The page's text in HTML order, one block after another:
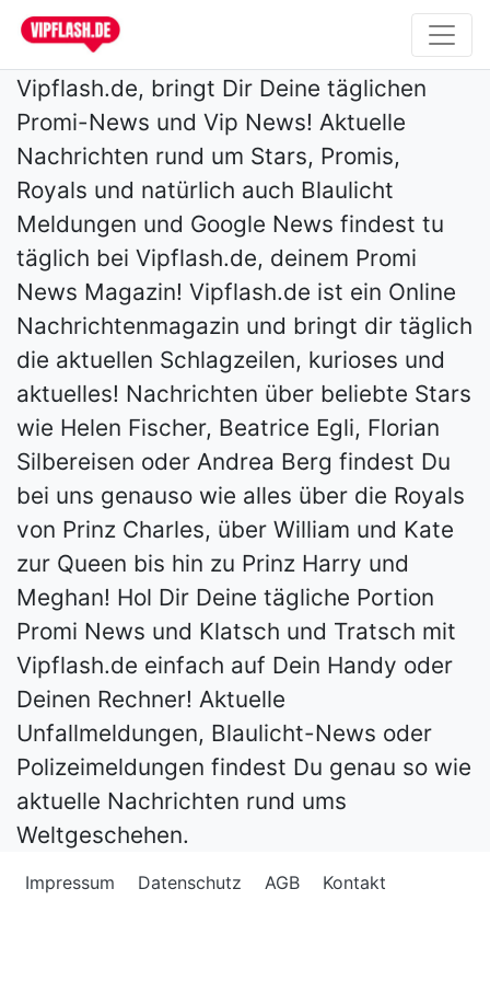
Vipflash.de, bringt Dir Deine täglichen
Promi-News und Vip News! Aktuelle
Nachrichten rund um Stars, Promis,
Royals und natürlich auch Blaulicht
Meldungen und Google News findest tu
täglich bei Vipflash.de, deinem Promi
News Magazin! Vipflash.de ist ein Online
Nachrichtenmagazin und bringt dir täglich
die aktuellen Schlagzeilen, kurioses und
aktuelles! Nachrichten über beliebte Stars
wie Helen Fischer, Beatrice Egli, Florian
Silbereisen oder Andrea Berg findest Du
bei uns genauso wie alles über die Royals
von Prinz Charles, über William und Kate
zur Queen bis hin zu Prinz Harry und
Meghan! Hol Dir Deine tägliche Portion
Promi News und Klatsch und Tratsch mit
Vipflash.de einfach auf Dein Handy oder
Deinen Rechner! Aktuelle
Unfallmeldungen, Blaulicht-News oder
Polizeimeldungen findest Du genau so wie
aktuelle Nachrichten rund ums
Weltgeschehen.
Impressum Datenschutz AGB Kontakt